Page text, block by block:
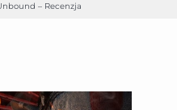
– Recenzja